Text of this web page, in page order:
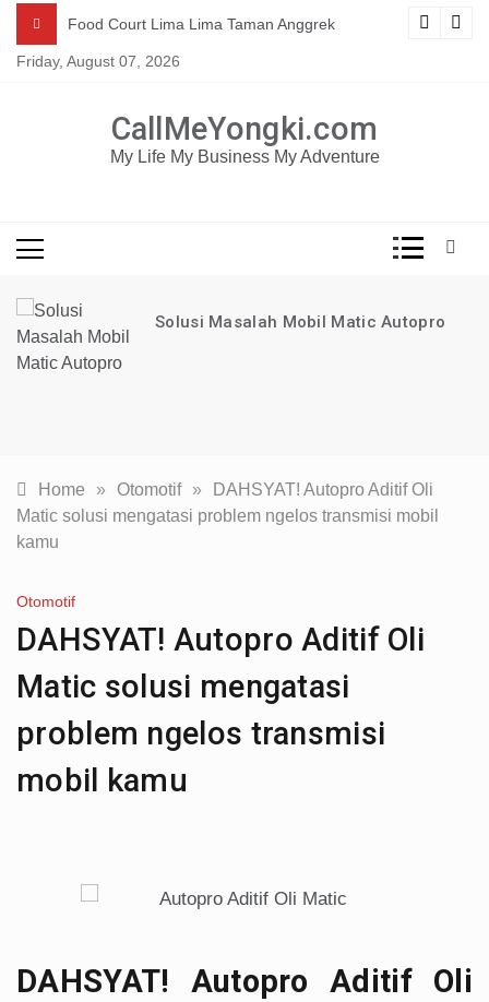
Mau dapat tutorial digital marketing GRATIS selama 1
TAHUN?
content
Food Court Lima Lima Taman Anggrek
Friday, August 07, 2026
CallMeYongki.com
My Life My Business My Adventure
Solusi Masalah Mobil Matic Autopro
Home » Otomotif »
DAHSYAT! Autopro Aditif Oli
Matic solusi mengatasi problem ngelos transmisi mobil
kamu
Otomotif
DAHSYAT! Autopro Aditif Oli
Matic solusi mengatasi
problem ngelos transmisi
mobil kamu
DAHSYAT! Autopro Aditif Oli